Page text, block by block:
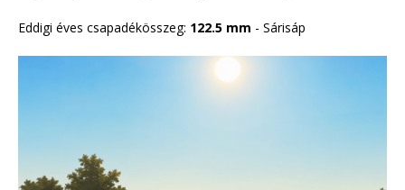
Eddigi éves csapadékösszeg: 122.5 mm - Sárisáp